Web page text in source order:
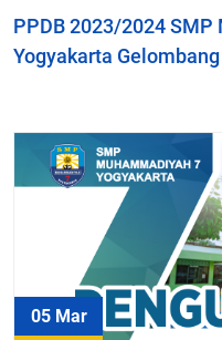
PPDB 2023/2024
Yogyakarta Gelombang
05 Mar